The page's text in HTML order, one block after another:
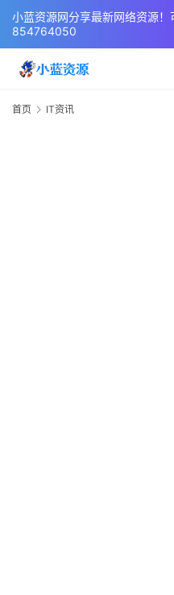
小蓝资源网分享最新网络资源！
854764050
首页 IT资讯